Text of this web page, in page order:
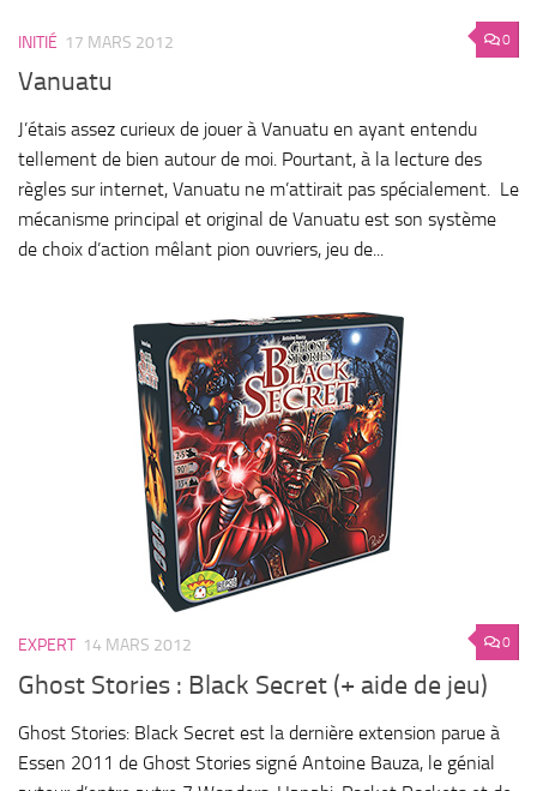
0
INITIÉ 17 MARS 2012
Vanuatu
J’étais assez curieux de jouer à Vanuatu en ayant entendu
tellement de bien autour de moi. Pourtant, à la lecture des
règles sur internet, Vanuatu ne m’attirait pas spécialement. Le
mécanisme principal et original de Vanuatu est son système
de choix d’action mêlant pion ouvriers, jeu de...
0
EXPERT 14 MARS 2012
Ghost Stories : Black Secret (+ aide de jeu)
Ghost Stories: Black Secret est la dernière extension parue à
Essen 2011 de Ghost Stories signé Antoine Bauza, le génial